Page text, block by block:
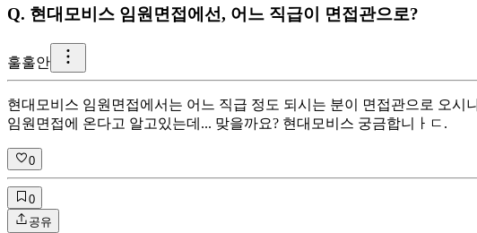
Q. 현대모비스 임원면접에선, 어느 직급이 면접관으로?
훌훌안
현대모비스 임원면접에서는 어느 직급 정도 되시는 분이 면접관으로 오시
임원면접에 온다고 알고있는데... 맞을까요? 현대모비스 궁금합니ㅏㄷ.
0
0
공유